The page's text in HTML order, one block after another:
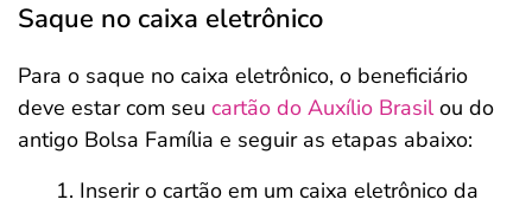
Saque no caixa eletrônico
Para o saque no caixa eletrônico, o beneficiário
deve estar com seu cartão do Auxílio Brasilou do
antigo Bolsa Família e seguir as etapas abaixo:
Inserir o cartão em um caixa eletrônico da